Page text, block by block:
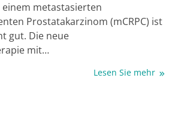
metastasierten
Prostatakarzinom (mCRPC) ist
gut. Die neue
mit
wenn sie zusätzlich zur
Lesen Sie mehr